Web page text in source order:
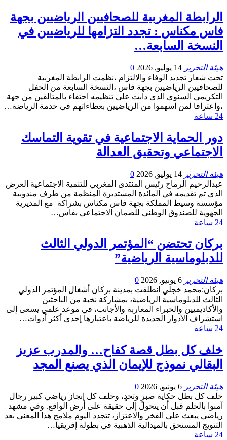
الرابطة المغربية للصحافيين الرياضيين بجهة
فاس مكناس : تجدد التزامها للرياضيين في
النسخة السابعة…
هيئة التحرير 14 يوليو, 2026
0
تحت شعار تجديد الوفاء والالتزام ،نظمت الرابطة المغربية
للصحافيين الرياضيين بجهة فاس ،النسخة السابعة من الحفل
التكريمي السنوي الذي دابت على تنظيمه احتفاء بالمتالقين من جهة
،واعترافا لمن اسهموا من الرياضيين بعطاءاتهم في خدمة الرياضة…
24 ساعة
دور الحماية الاجتماعية في تقوية التماسك
الاجتماعي وتحقيق العدالة
هيئة التحرير 14 يوليو, 2026
0
عبدالرحيم الرماح رئيس المنتدى المغربي للتنمية الاجتماعية العرض
الذي تم تقديمه في المائدة المستديرة المنظمة من طرف مندوبية
مؤسسة وسيط المملكة بجهة فاس مكناس بشراكة مع المديرية
الجهوية للصندوق الوطني للضمان الاجتماعي بفاس…
24 ساعة
بركان تحتضن “المؤتمر الدولي الثالث
للدبلوماسية الرياضية”
هيئة التحرير 6 يونيو, 2026
0
بركان:محمد خجلي انطلقت بمدينة بركان أشغال المؤتمر الدولي
الثالث للدبلوماسية الرياضية، بمشاركة نخبة من الباحثين
والأكاديميين والخبراء المغاربة والأجانب، في موعد علمي يسعى إلى
استشراف الأدوار الجديدة للرياضة باعتبارها إحدى أكثر أدوات…
24 ساعة
خلف كل بطل قصة كفاح… والمدرب عزيز
البقالي نموذج للإيمان الذي يصنع المجد
هيئة التحرير 6 يونيو, 2026
0
خلف كل بطل حكاية صبرٍ وتحدٍ، وخلف كل إنجاز رياضي كبير رجال
آمنوا بالحلم قبل أن يتحول إلى حقيقة على أرض الواقع. وفي مشهد
رياضي يبعث على الفخر والاعتزاز، تتجدد اليوم ملامح هذا المعنى بعد
التتويج المستحق بالميدالية الذهبية في بطولة إفريقيا…
24 ساعة